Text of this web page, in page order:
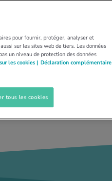
pour fournir, protéger, analyser et
sur les sites web de tiers. Les données
un niveau de protection des données
les cookies | Déclaration complémentaire
tous les cookies